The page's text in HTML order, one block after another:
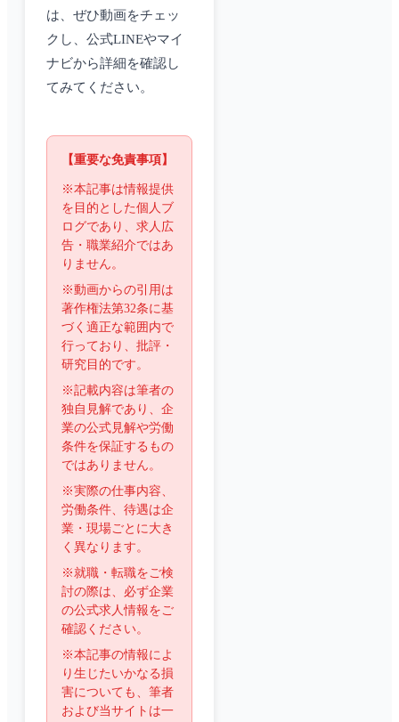
は、ぜひ動画をチェッ
クし、公式LINEやマイ
ナビから詳細を確認し
てみてください。
【重要な免責事項】
※本記事は情報提供
を目的とした個人ブ
ログであり、求人広
告・職業紹介ではあ
りません。
※動画からの引用は
著作権法第32条に基
づく適正な範囲内で
行っており、批評・
研究目的です。
※記載内容は筆者の
独自見解であり、企
業の公式見解や労働
条件を保証するもの
ではありません。
※実際の仕事内容、
労働条件、待遇は企
業・現場ごとに大き
く異なります。
※就職・転職をご検
討の際は、必ず企業
の公式求人情報をご
確認ください。
※本記事の情報によ
り生じたいかなる損
害についても、筆者
および当サイトは一